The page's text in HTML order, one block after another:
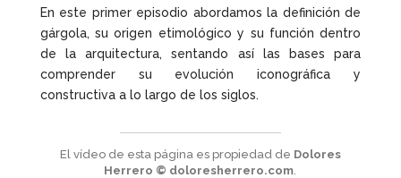
En este primer episodio abordamos la definición de
gárgola, su origen etimológico y su función dentro
de la arquitectura, sentando así las bases para
comprender su evolución iconográfica y
constructiva a lo largo de los siglos.
El vídeo de esta página es propiedad de Dolores
Herrero © doloresherrero.com